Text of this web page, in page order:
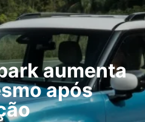
aumenta
após